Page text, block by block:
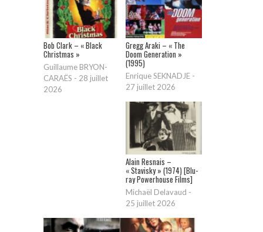
Bob Clark – « Black
Christmas »
Guillaume BRYON-
CARAËS - 28 juillet
2026
Gregg Araki – « The
Doom Generation »
(1995)
Enrique SEKNADJE -
27 juillet 2026
Alain Resnais –
« Stavisky » (1974) [Blu-
ray Powerhouse Films]
Michaël Delavaud -
25 juillet 2026